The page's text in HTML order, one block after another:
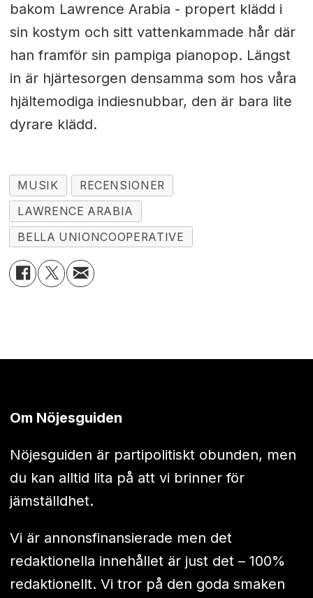
bakom Lawrence Arabia - propert klädd i
sin kostym och sitt vattenkammade hår där
han framför sin pampiga pianopop. Längst
in är hjärtesorgen densamma som hos våra
hjältemodiga indiesnubbar, den är bara lite
dyrare klädd.
MUSIK
RECENSIONER
LAWRENCE ARABIA
BELLA UNIONCOOPERATIVE
Om Nöjesguiden
Nöjesguiden är partipolitiskt obunden, men
du kan alltid lita på att vi brinner för
jämställdhet.
Vi är annonsfinansierade men det
redaktionella innehållet är just det – 100%
redaktionellt. Vi tror på den goda smaken